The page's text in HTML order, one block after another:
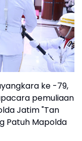
ke -79,
pemuliaan
Jatim "Tan
Patuh Mapolda